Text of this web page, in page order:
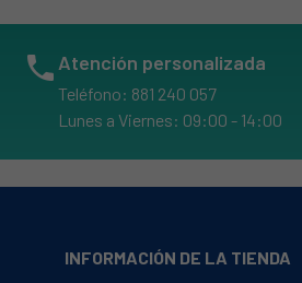
phone Atención personalizada
Teléfono: 881 240 057
Lunes a Viernes: 09:00 - 14:00
INFORMACIÓN DE LA TIENDA